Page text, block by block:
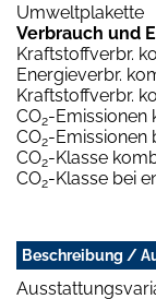
Umweltplakette
Verbrauch und
Kraftstoffverbr.
Energieverbr.
Kraftstoffverbr.
CO2-Emissionen
CO2-Emissionen
CO2-Klasse
CO2-Klasse bei
Beschreibung /